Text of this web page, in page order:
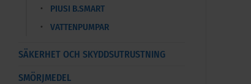
PIUSI B.SMART
VATTENPUMPAR
SÄKERHET OCH SKYDDSUTRUSTNING
SMÖRJMEDEL